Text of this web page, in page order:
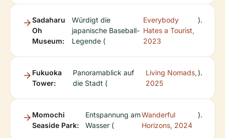
Sadaharu
Oh
Museum:
Würdigt die
japanische Baseball-
Legende (
Everybody
Hates a Tourist,
2023
).
Fukuoka
Tower:
Panoramablick auf
die Stadt (
Living Nomads,
2025
).
Momochi
Seaside Park:
Entspannung am
Wasser (
Wanderful
Horizons, 2024
).